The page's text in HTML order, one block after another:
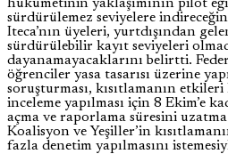
hükümetinin yaklaşımının pilot
sürdürülemez seviyelere
Iteca’nın üyeleri, yurtdışından
sürdürülebilir kayıt seviyeleri
dayanamayacaklarını belirtti.
öğrenciler yasa tasarısı üzerine
soruşturması, kısıtlamanın
inceleme yapılması için 8 Ekim’e
açma ve raporlama süresini
Koalisyon ve Yeşiller’in
fazla denetim yapılmasını